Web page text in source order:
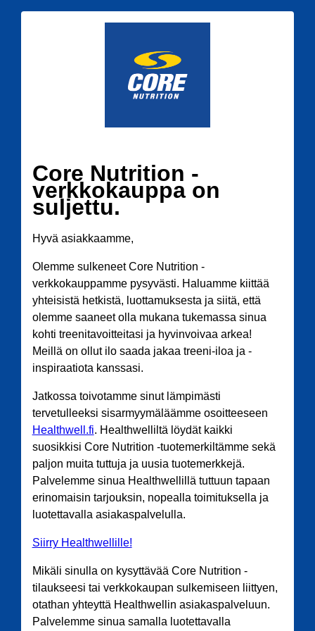
Core Nutrition -
verkkokauppa on
suljettu.
Hyvä asiakkaamme,
Olemme sulkeneet Core Nutrition -
verkkokauppamme pysyvästi. Haluamme kiittää
yhteisistä hetkistä, luottamuksesta ja siitä, että
olemme saaneet olla mukana tukemassa sinua
kohti treenitavoitteitasi ja hyvinvoivaa arkea!
Meillä on ollut ilo saada jakaa treeni-iloa ja -
inspiraatiota kanssasi.
Jatkossa toivotamme sinut lämpimästi
tervetulleeksi sisarmyymäläämme osoitteeseen
Healthwell.fi. Healthwelliltä löydät kaikki
suosikkisi Core Nutrition -tuotemerkiltämme sekä
paljon muita tuttuja ja uusia tuotemerkkejä.
Palvelemme sinua Healthwellillä tuttuun tapaan
erinomaisin tarjouksin, nopealla toimituksella ja
luotettavalla asiakaspalvelulla.
Siirry Healthwellille!
Mikäli sinulla on kysyttävää Core Nutrition -
tilaukseesi tai verkkokaupan sulkemiseen liittyen,
otathan yhteyttä Healthwellin asiakaspalveluun.
Palvelemme sinua samalla luotettavalla